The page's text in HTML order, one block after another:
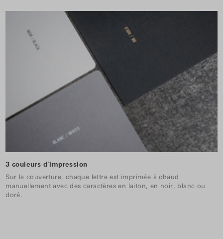
3 couleurs d'impression
Sur la couverture, chaque lettre est imprimée à chaud
manuellement avec des caractères en laiton, en noir, blanc ou
doré.